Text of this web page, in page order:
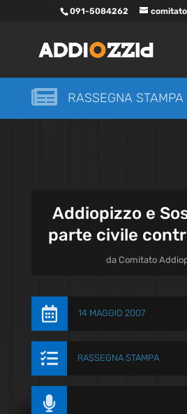
091-5084262
 RASSEGNA STAMPA
Addiopizzo e
parte civile
daComitato
 14 MAGGIO 2007
 RASSEGNA STAMPA
